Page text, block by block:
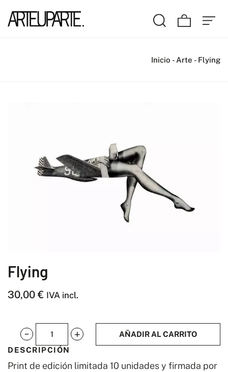
Inicio - Arte - Flying
Flying
30,00€ IVA incl.
Flying
cantidad
AÑADIR AL CARRITO
DESCRIPCIÓN
Print de edición limitada 10 unidades y firmada por